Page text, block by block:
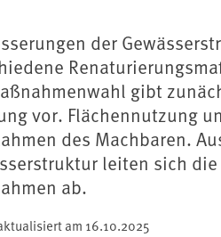
der
gibt
vor. Flächennutzung
des Machbaren.
leiten sich
ab.
am 16.10.2025